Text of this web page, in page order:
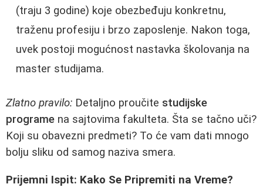
(traju 3 godine) koje obezbeđuju konkretnu,
traženu profesiju i brzo zaposlenje. Nakon toga,
uvek postoji mogućnost nastavka školovanja na
master studijama.
Zlatno pravilo: Detaljno proučite studijske
programe na sajtovima fakulteta. Šta se tačno uči?
Koji su obavezni predmeti? To će vam dati mnogo
bolju sliku od samog naziva smera.
Prijemni Ispit: Kako Se Pripremiti na Vreme?